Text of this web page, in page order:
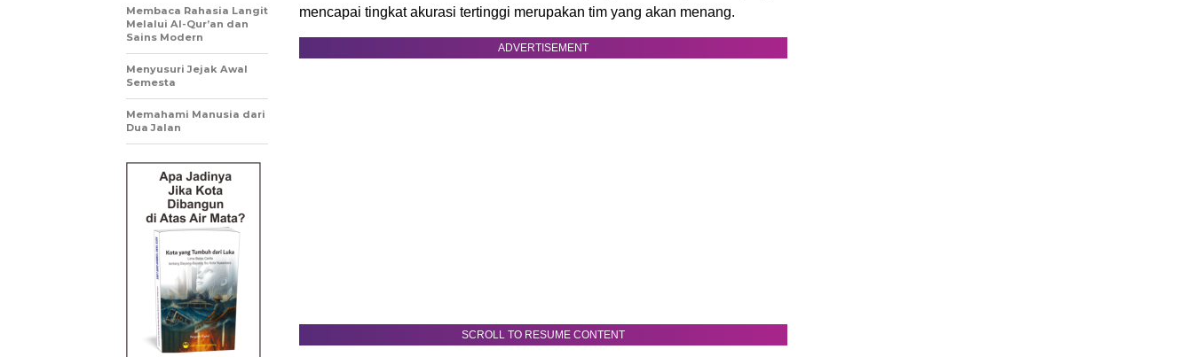
mencapai tingkat akurasi tertinggi merupakan tim yang akan menang.
ADVERTISEMENT
SCROLL TO RESUME CONTENT
Membaca Rahasia Langit
Melalui Al-Qur’an dan
Sains Modern
Menyusuri Jejak Awal
Semesta
Memahami Manusia dari
Dua Jalan